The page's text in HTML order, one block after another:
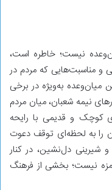
نیست؛ خاطره است،
و مناسبت‌هایی که مردم در
به‌ویژه در برخی
نیمه شعبان، میان مردم
کوچک و قدیمی با رایحه
را به لحظه‌ای توقف دعوت
شیرینی دل‌نشین، در کنار
نیست؛ بخشی از فرهنگ